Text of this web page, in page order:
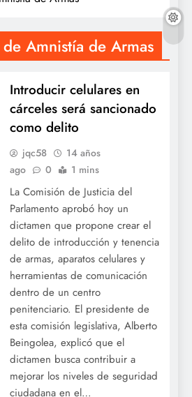
Amnistía de Armas
Introducir celulares en
cárceles será sancionado
como delito
jqc58
14 años
ago
0 1 mins
La Comisión de Justicia del
Parlamento aprobó hoy un
dictamen que propone crear el
delito de introducción y tenencia
de armas, aparatos celulares y
herramientas de comunicación
dentro de un centro
penitenciario. El presidente de
esta comisión legislativa, Alberto
Beingolea, explicó que el
dictamen busca contribuir a
mejorar los niveles de seguridad
ciudadana en el…